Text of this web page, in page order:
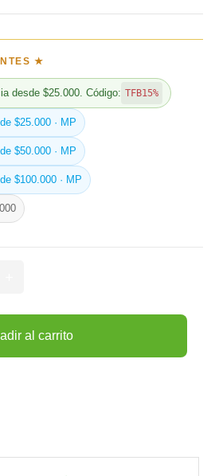
★
desde $25.000. Código: TFB15%
$25.000 · MP
$50.000 · MP
$100.000 · MP
al carrito